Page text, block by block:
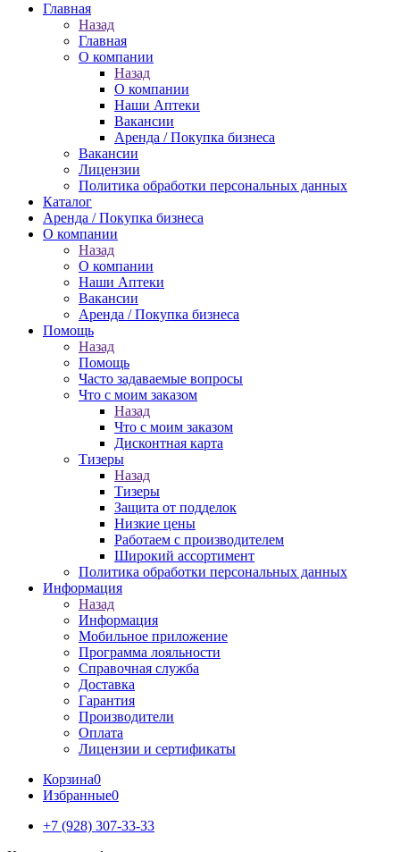
Главная
Назад
Главная
О компании
Назад
О компании
Наши Аптеки
Вакансии
Аренда / Покупка бизнеса
Вакансии
Лицензии
Политика обработки персональных данных
Каталог
Аренда / Покупка бизнеса
О компании
Назад
О компании
Наши Аптеки
Вакансии
Аренда / Покупка бизнеса
Помощь
Назад
Помощь
Часто задаваемые вопросы
Что с моим заказом
Назад
Что с моим заказом
Дисконтная карта
Тизеры
Назад
Тизеры
Защита от подделок
Низкие цены
Работаем с производителем
Широкий ассортимент
Политика обработки персональных данных
Информация
Назад
Информация
Мобильное приложение
Программа лояльности
Справочная служба
Доставка
Гарантия
Производители
Оплата
Лицензии и сертификаты
Корзина0
Избранные0
+7 (928) 307-33-33